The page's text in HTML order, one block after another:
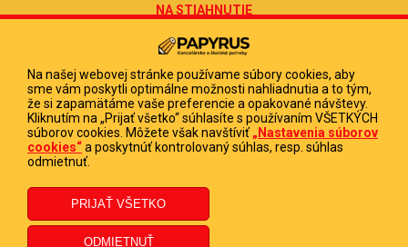
NA STIAHNUTIE
Reklamačný formulár
Odstúpenie od zmluvy
Poučenie o odstúpení od zmluvy
FIRMA
PAPYRUS POPRAD, s.r.o.
DIČ 2020513880
IČ DPH SK2020513880
Na našej webovej stránke používame súbory cookies, aby
sme vám poskytli optimálne možnosti nahliadnutia a to tým,
že si zapamätáme vaše preferencie a opakované návštevy.
Kliknutím na „Prijať všetko“ súhlasíte s používaním VŠETKÝCH
súborov cookies. Môžete však navštíviť „Nastavenia súborov
cookies“a poskytnúť kontrolovaný súhlas, resp. súhlas
odmietnuť.